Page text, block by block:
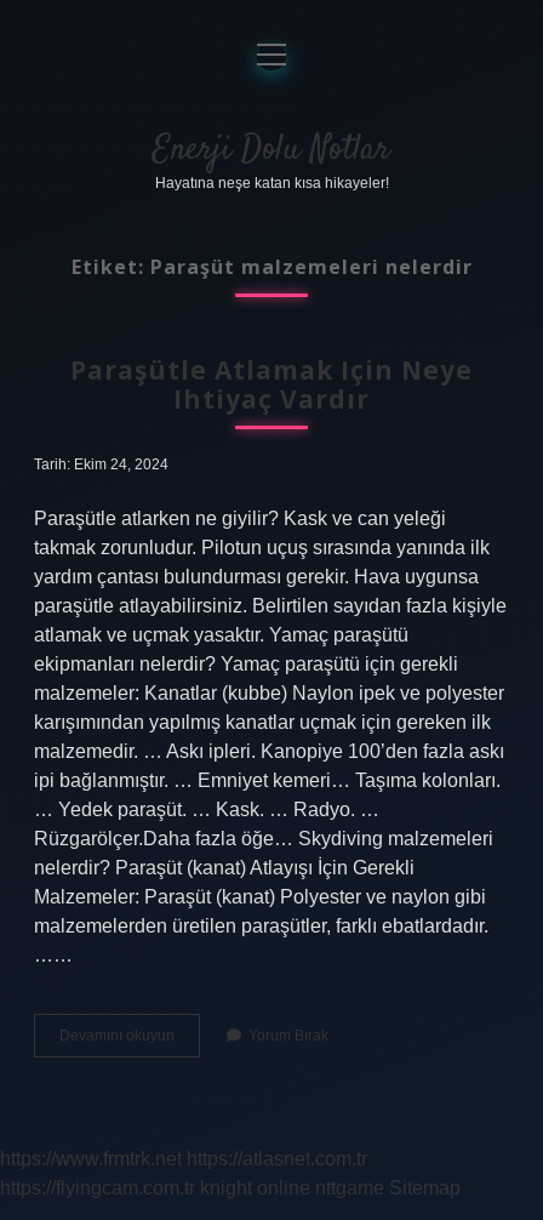
Anasayfa
Gizlilik Politikası
Yasal Uyarı
menüyü
aç
Enerji Dolu Notlar
Hayatına neşe katan kısa hikayeler!
Etiket: Paraşüt malzemeleri nelerdir
Paraşütle Atlamak Için Neye
Ihtiyaç Vardır
Tarih: Ekim 24, 2024
Paraşütle atlarken ne giyilir? Kask ve can yeleği
takmak zorunludur. Pilotun uçuş sırasında yanında ilk
yardım çantası bulundurması gerekir. Hava uygunsa
paraşütle atlayabilirsiniz. Belirtilen sayıdan fazla kişiyle
atlamak ve uçmak yasaktır. Yamaç paraşütü
ekipmanları nelerdir? Yamaç paraşütü için gerekli
malzemeler: Kanatlar (kubbe) Naylon ipek ve polyester
karışımından yapılmış kanatlar uçmak için gereken ilk
malzemedir. … Askı ipleri. Kanopiye 100’den fazla askı
ipi bağlanmıştır. … Emniyet kemeri… Taşıma kolonları.
… Yedek paraşüt. … Kask. … Radyo. …
Rüzgarölçer.Daha fazla öğe… Skydiving malzemeleri
nelerdir? Paraşüt (kanat) Atlayışı İçin Gerekli
Malzemeler: Paraşüt (kanat) Polyester ve naylon gibi
malzemelerden üretilen paraşütler, farklı ebatlardadır.
……
Devamını okuyun Paraşütle
Atlamak
Yorum Bırak
https://www.frmtrk.net https://atlasnet.com.tr
https://flyingcam.com.tr knight online nttgame Sitemap